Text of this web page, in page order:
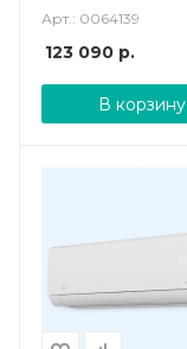
Арт.: 0064139
123 090 р.
В корзину